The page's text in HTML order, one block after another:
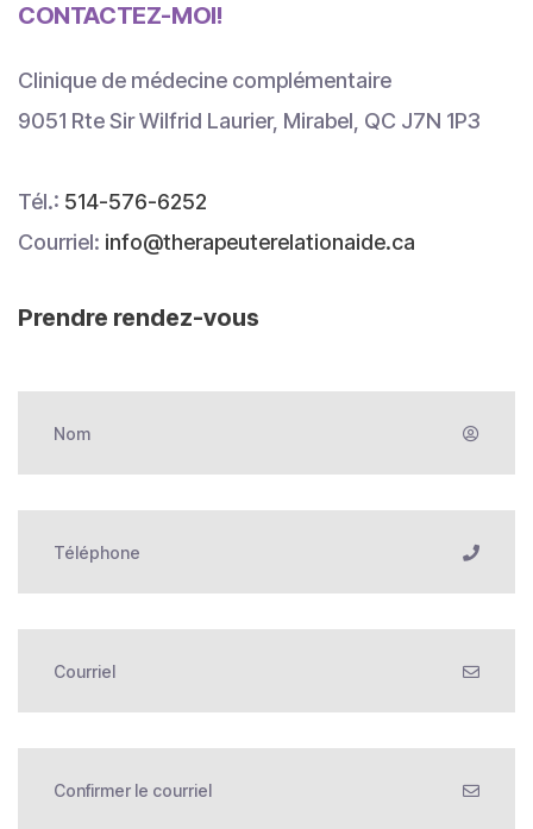
CONTACTEZ-MOI!
Clinique de médecine complémentaire
9051 Rte Sir Wilfrid Laurier, Mirabel, QC J7N 1P3
Tél.: 514-576-6252
Courriel: info@therapeuterelationaide.ca
Prendre rendez-vous